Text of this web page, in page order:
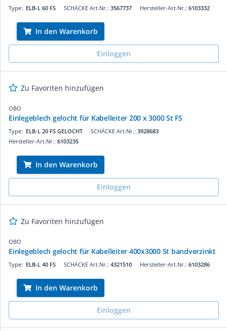
SCHÄCKE Art.Nr.: 3567737
Type: ELB-L 60 FS Hersteller-Art.Nr.: 6103332
In den Warenkorb
Einloggen
Zu Favoriten hinzufügen
OBO
Einlegeblech gelocht für Kabelleiter 200 x 3000 St FS
SCHÄCKE Art.Nr.: 3928683
Type: ELB-L 20 FS GELOCHT
Hersteller-Art.Nr.: 6103235
In den Warenkorb
Einloggen
Zu Favoriten hinzufügen
OBO
Einlegeblech gelocht für Kabelleiter 400x3000 St bandverzinkt
SCHÄCKE Art.Nr.: 4321510
Type: ELB-L 40 FS Hersteller-Art.Nr.: 6103286
In den Warenkorb
Einloggen